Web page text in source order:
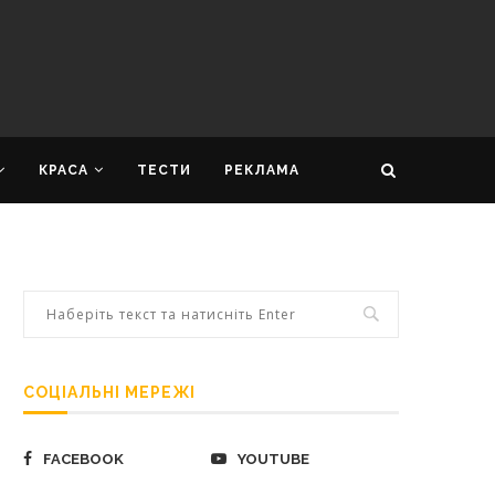
КРАСА ТЕСТИ РЕКЛАМА
СОЦІАЛЬНІ МЕРЕЖІ
FACEBOOK YOUTUBE